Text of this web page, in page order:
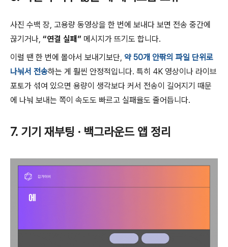
사진 수백 장, 고용량 동영상을 한 번에 보내다 보면 전송 중간에
끊기거나, “연결 실패” 메시지가 뜨기도 합니다.
이럴 땐 한 번에 몰아서 보내기보단, 약 50개 안팎의 파일 단위로
나눠서 전송하는 게 훨씬 안정적입니다. 특히 4K 영상이나 라이브
포토가 섞여 있으면 용량이 생각보다 커서 전송이 길어지기 때문
에 나눠 보내는 쪽이 속도도 빠르고 실패율도 줄어듭니다.
7. 기기 재부팅 · 백그라운드 앱 정리